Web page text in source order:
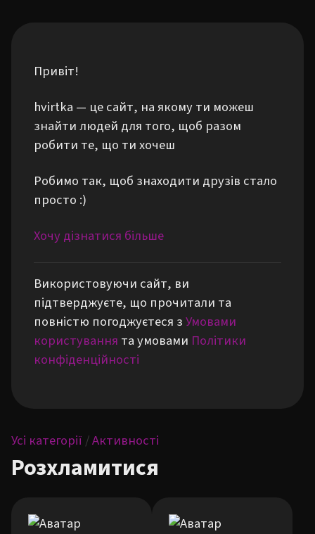
Привіт!
hvirtka — це сайт, на якому ти можеш
знайти людей для того, щоб разом
робити те, що ти хочеш
Робимо так, щоб знаходити друзів стало
просто :)
Хочу дізнатися більше
Використовуючи сайт, ви
підтверджуєте, що прочитали та
повністю погоджуєтеся зУмовами
користування та умовами Політики
конфіденційності
Усі категорії /Активності
Розхламитися